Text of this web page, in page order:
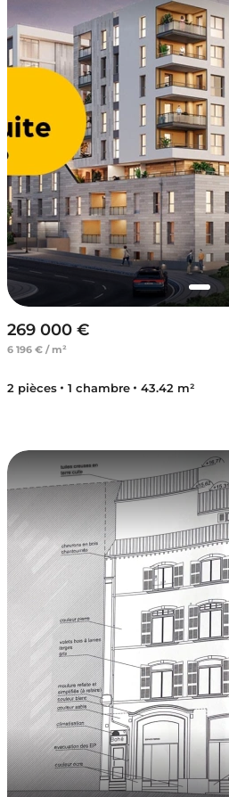
269 000 €
6 196 € / m²
2 pièces 1 chambre 43.42 m²